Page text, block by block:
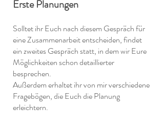
Erste Planungen
Solltet ihr Euch nach diesem Gespräch für
eine Zusammenarbeit entscheiden, findet
ein zweites Gespräch statt, in dem wir Eure
Möglichkeiten schon detaillierter
besprechen.
Außerdem erhaltet ihr von mir verschiedene
Fragebögen, die Euch die Planung
erleichtern.